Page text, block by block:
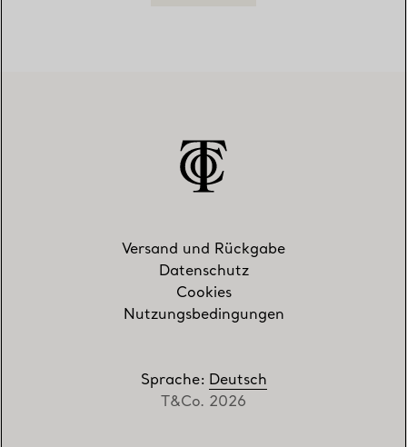
Versand und Rückgabe
Datenschutz
Cookies
Nutzungsbedingungen
Sprache: Deutsch
T&Co. 2026